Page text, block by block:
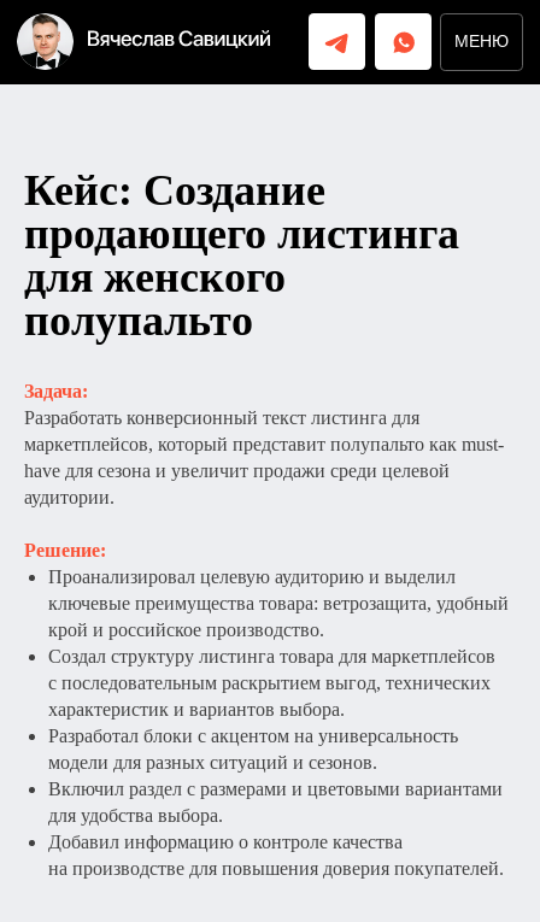
Кейс: Создание
продающего листинга
для женского
полупальто
Задача:
Разработать конверсионный текст листинга для
маркетплейсов, который представит полупальто как must-
have для сезона и увеличит продажи среди целевой
аудитории.
Решение:
Проанализировал целевую аудиторию и выделил
ключевые преимущества товара: ветрозащита, удобный
крой и российское производство.
Создал структуру листинга товара для маркетплейсов
с последовательным раскрытием выгод, технических
характеристик и вариантов выбора.
Разработал блоки с акцентом на универсальность
модели для разных ситуаций и сезонов.
Включил раздел с размерами и цветовыми вариантами
для удобства выбора.
Добавил информацию о контроле качества
на производстве для повышения доверия покупателей.